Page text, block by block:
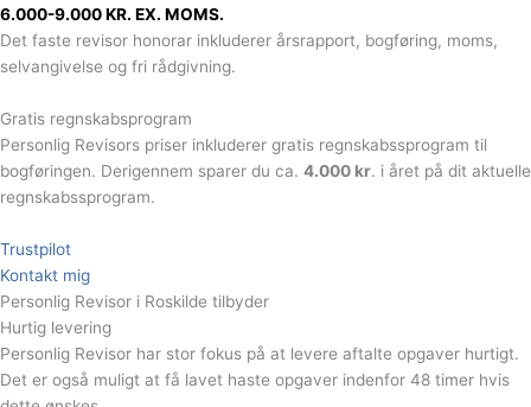
6.000-9.000 KR. EX. MOMS.
Det faste revisor honorar inkluderer årsrapport, bogføring, moms,
selvangivelse og fri rådgivning.
Gratis regnskabsprogram​
Personlig Revisors priser inkluderer gratis regnskabssprogram til
bogføringen. Derigennem sparer du ca. 4.000 kr. i året på dit aktuelle
regnskabssprogram.
Trustpilot
Kontakt mig
Personlig Revisor i Roskilde tilbyder
Hurtig levering
Personlig Revisor har stor fokus på at levere aftalte opgaver hurtigt.
Det er også muligt at få lavet haste opgaver indenfor 48 timer hvis